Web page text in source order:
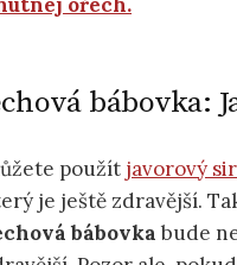
bábovka:
použít javorový
je ještě zdravější.
bábovka bude